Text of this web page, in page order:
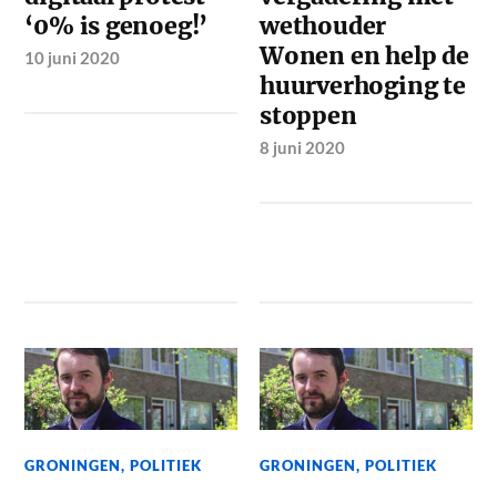
‘0% is genoeg!’
10 juni 2020
wethouder
Wonen en help de
huurverhoging te
stoppen
8 juni 2020
GRONINGEN,POLITIEK GRONINGEN,POLITIEK